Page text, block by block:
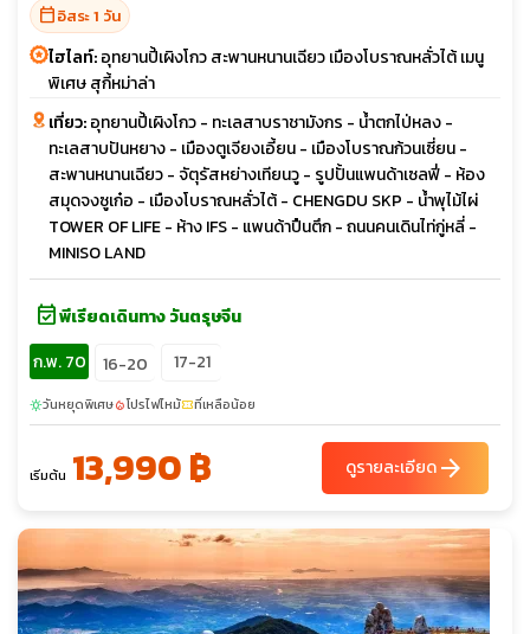
calendar_todayอิสระ 1 วัน
ไฮไลท์:อุทยานปี้เผิงโกว สะพานหนานเฉียว เมืองโบราณหลั่วไต้ เมนู
พิเศษ สุกี้หม่าล่า
เที่ยว:อุทยานปี้เผิงโกว - ทะเลสาบราชามังกร - น้ำตกไป่หลง -
ทะเลสาบปันหยาง - เมืองตูเจียงเอี้ยน - เมืองโบราณก้วนเซี่ยน -
สะพานหนานเฉียว - จัตุรัสหย่างเทียนวู - รูปปั้นแพนด้าเซลฟี่ - ห้อง
สมุดจงซูเก๋อ - เมืองโบราณหลั่วไต้ - CHENGDU SKP - น้ำพุไม้ไผ่
TOWER OF LIFE - ห้าง IFS - แพนด้าปืนตึก - ถนนคนเดินไท่กู่หลี่ -
MINISO LAND
event_availableพีเรียดเดินทาง วันตรุษจีน
ก.พ. 70
16-20 17-21
sunnyวันหยุดพิเศษlocal_fire_departmentโปรไฟไหม้confirmation_numberที่เหลือน้อย
เริ่มต้น 13,990 ฿ ดูรายละเอียดarrow_forward